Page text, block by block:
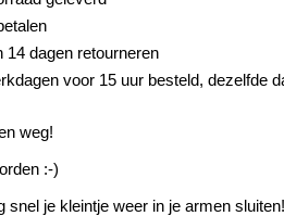
14 dagen retourneren
voor 15 uur besteld, dezelfde
weg!
:-)
je kleintje weer in je armen sluiten!